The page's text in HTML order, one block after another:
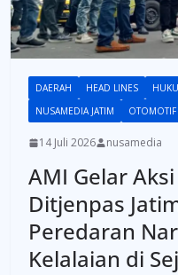
DAERAH HEAD LINES
NUSAMEDIA JATIM
OTOMOTIF
14 Juli 2026 nusamedia
AMI Gelar
Ditjenpas
Peredaran
Kelalaian di